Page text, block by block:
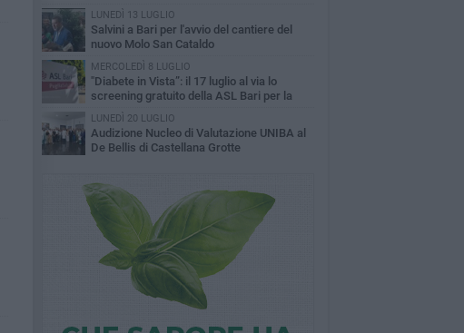
LUNEDÌ 13 LUGLIO
Salvini a Bari per l'avvio del cantiere del
nuovo Molo San Cataldo
MERCOLEDÌ 8 LUGLIO
"Diabete in Vista”: il 17 luglio al via lo
screening gratuito della ASL Bari per la
retinopatia diabetica
LUNEDÌ 20 LUGLIO
Audizione Nucleo di Valutazione UNIBA al
De Bellis di Castellana Grotte